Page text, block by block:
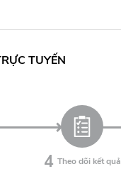
TUYẾN
4 Theo dõi kết quả